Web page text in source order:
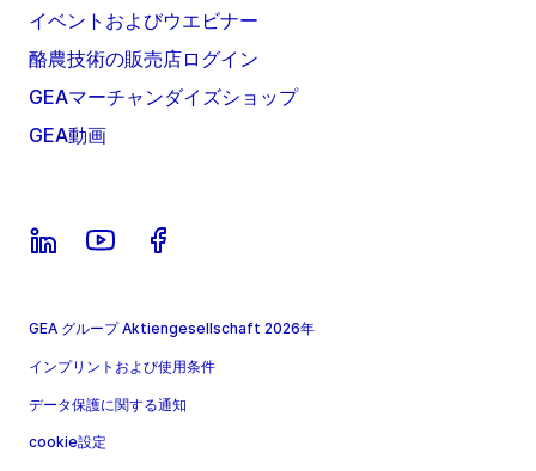
イベントおよびウエビナー
酪農技術の販売店ログイン
GEAマーチャンダイズショップ
GEA動画
GEA グループ Aktiengesellschaft 2026年
インプリントおよび使用条件
データ保護に関する通知
cookie設定